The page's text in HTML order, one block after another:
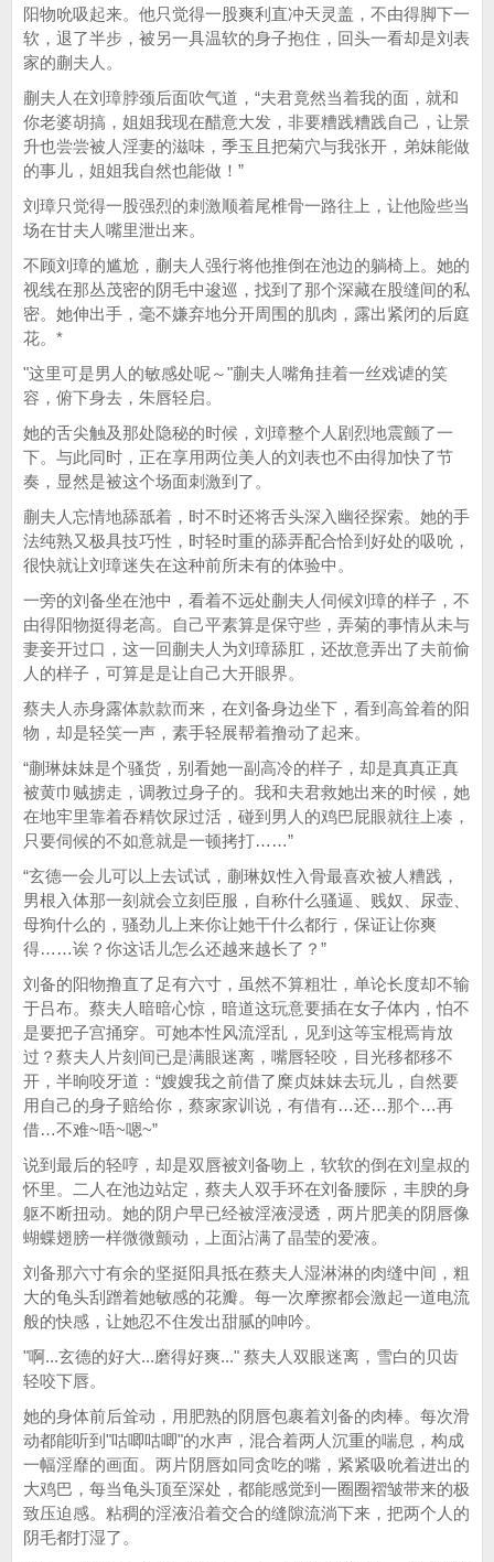
阳物吮吸起来。他只觉得一股爽利直冲天灵盖，不由得脚下一
软，退了半步，被另一具温软的身子抱住，回头一看却是刘表
家的蒯夫人。
蒯夫人在刘璋脖颈后面吹气道，“夫君竟然当着我的面，就和
你老婆胡搞，姐姐我现在醋意大发，非要糟践糟践自己，让景
升也尝尝被人淫妻的滋味，季玉且把菊穴与我张开，弟妹能做
的事儿，姐姐我自然也能做！”
刘璋只觉得一股强烈的刺激顺着尾椎骨一路往上，让他险些当
场在甘夫人嘴里泄出来。
不顾刘璋的尴尬，蒯夫人强行将他推倒在池边的躺椅上。她的
视线在那丛茂密的阴毛中逡巡，找到了那个深藏在股缝间的私
密。她伸出手，毫不嫌弃地分开周围的肌肉，露出紧闭的后庭
花。*
"这里可是男人的敏感处呢～"蒯夫人嘴角挂着一丝戏谑的笑
容，俯下身去，朱唇轻启。
她的舌尖触及那处隐秘的时候，刘璋整个人剧烈地震颤了一
下。与此同时，正在享用两位美人的刘表也不由得加快了节
奏，显然是被这个场面刺激到了。
蒯夫人忘情地舔舐着，时不时还将舌头深入幽径探索。她的手
法纯熟又极具技巧性，时轻时重的舔弄配合恰到好处的吸吮，
很快就让刘璋迷失在这种前所未有的体验中。
一旁的刘备坐在池中，看着不远处蒯夫人伺候刘璋的样子，不
由得阳物挺得老高。自己平素算是保守些，弄菊的事情从未与
妻妾开过口，这一回蒯夫人为刘璋舔肛，还故意弄出了夫前偷
人的样子，可算是是让自己大开眼界。
蔡夫人赤身露体款款而来，在刘备身边坐下，看到高耸着的阳
物，却是轻笑一声，素手轻展帮着撸动了起来。
“蒯琳妹妹是个骚货，别看她一副高冷的样子，却是真真正真
被黄巾贼掳走，调教过身子的。我和夫君救她出来的时候，她
在地牢里靠着吞精饮尿过活，碰到男人的鸡巴屁眼就往上凑，
只要伺候的不如意就是一顿拷打……”
“玄德一会儿可以上去试试，蒯琳奴性入骨最喜欢被人糟践，
男根入体那一刻就会立刻臣服，自称什么骚逼、贱奴、尿壶、
母狗什么的，骚劲儿上来你让她干什么都行，保证让你爽
得……诶？你这话儿怎么还越来越长了？”
刘备的阳物撸直了足有六寸，虽然不算粗壮，单论长度却不输
于吕布。蔡夫人暗暗心惊，暗道这玩意要插在女子体内，怕不
是要把子宫捅穿。可她本性风流淫乱，见到这等宝棍焉肯放
过？蔡夫人片刻间已是满眼迷离，嘴唇轻咬，目光移都移不
开，半晌咬牙道：“嫂嫂我之前借了糜贞妹妹去玩儿，自然要
用自己的身子赔给你，蔡家家训说，有借有…还…那个…再
借…不难~唔~嗯~”
说到最后的轻哼，却是双唇被刘备吻上，软软的倒在刘皇叔的
怀里。二人在池边站定，蔡夫人双手环在刘备腰际，丰腴的身
躯不断扭动。她的阴户早已经被淫液浸透，两片肥美的阴唇像
蝴蝶翅膀一样微微颤动，上面沾满了晶莹的爱液。
刘备那六寸有余的坚挺阳具抵在蔡夫人湿淋淋的肉缝中间，粗
大的龟头刮蹭着她敏感的花瓣。每一次摩擦都会激起一道电流
般的快感，让她忍不住发出甜腻的呻吟。
"啊...玄德的好大...磨得好爽..." 蔡夫人双眼迷离，雪白的贝齿
轻咬下唇。
她的身体前后耸动，用肥熟的阴唇包裹着刘备的肉棒。每次滑
动都能听到"咕唧咕唧"的水声，混合着两人沉重的喘息，构成
一幅淫靡的画面。两片阴唇如同贪吃的嘴，紧紧吸吮着进出的
大鸡巴，每当龟头顶至深处，都能感觉到一圈圈褶皱带来的极
致压迫感。粘稠的淫液沿着交合的缝隙流淌下来，把两个人的
阴毛都打湿了。